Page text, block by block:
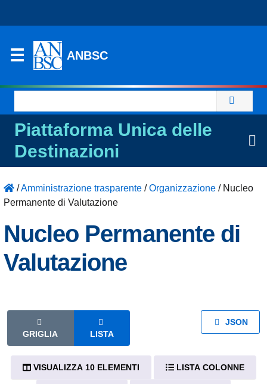
ANBSC
per:
Piattaforma Unica delle
Destinazioni
/Amministrazione trasparente /Organizzazione / Nucleo
Permanente di Valutazione
Nucleo Permanente di
Valutazione
GRIGLIA LISTA
JSON
VISUALIZZA 10 ELEMENTI LISTA COLONNE